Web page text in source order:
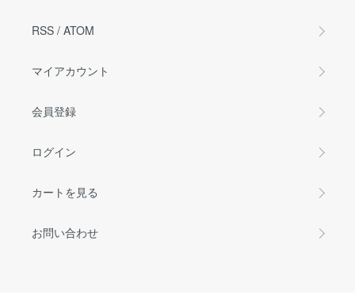
RSS / ATOM
マイアカウント
会員登録
ログイン
カートを見る
お問い合わせ